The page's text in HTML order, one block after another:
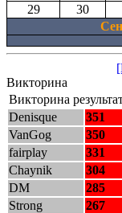
29
30
Викторина
Викторина
Denisque
351
VanGog
350
fairplay
331
Chaynik
304
DM
285
Strong
267